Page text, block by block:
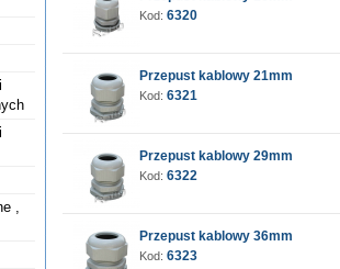
,
Kod: 6320
Przepust kablowy 21mm
Kod: 6321
Przepust kablowy 29mm
Kod: 6322
Przepust kablowy 36mm
Kod: 6323